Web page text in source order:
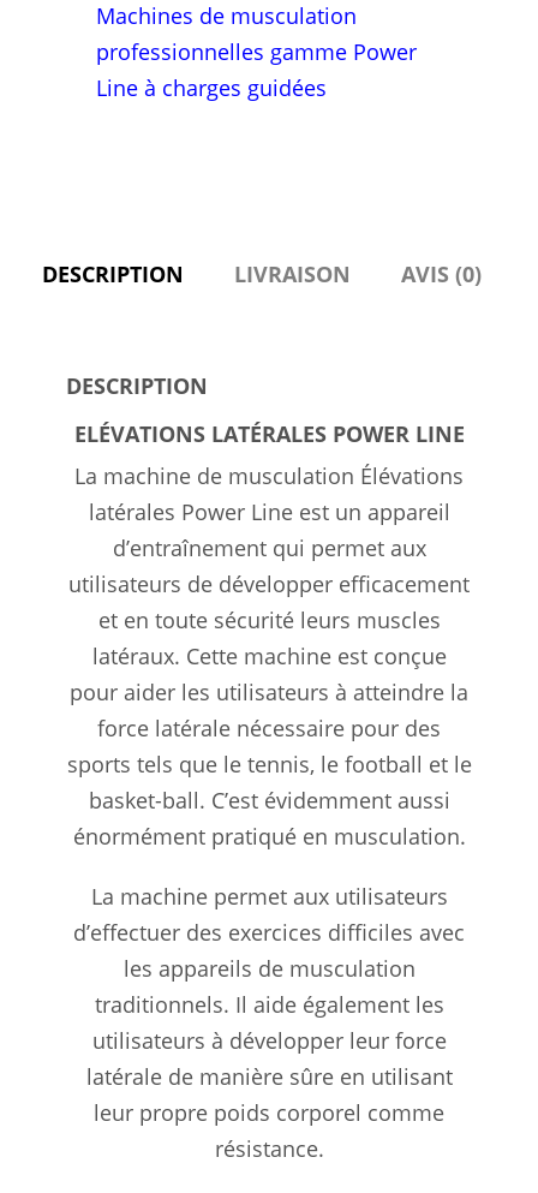
Machines de musculation
professionnelles gamme Power
Line à charges guidées
DESCRIPTION LIVRAISON AVIS (0)
DESCRIPTION
ELÉVATIONS LATÉRALES POWER LINE
La machine de musculation Élévations
latérales Power Line est un appareil
d’entraînement qui permet aux
utilisateurs de développer efficacement
et en toute sécurité leurs muscles
latéraux. Cette machine est conçue
pour aider les utilisateurs à atteindre la
force latérale nécessaire pour des
sports tels que le tennis, le football et le
basket-ball. C’est évidemment aussi
énormément pratiqué en musculation.
La machine permet aux utilisateurs
d’effectuer des exercices difficiles avec
les appareils de musculation
traditionnels. Il aide également les
utilisateurs à développer leur force
latérale de manière sûre en utilisant
leur propre poids corporel comme
résistance.